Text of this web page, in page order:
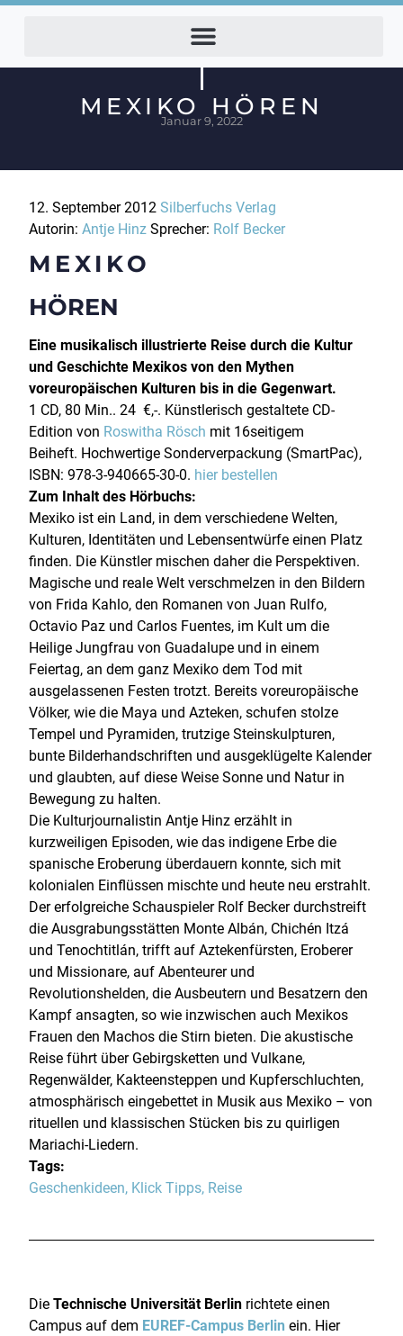
MEXIKO HÖREN
Januar 9, 2022
12. September 2012Silberfuchs Verlag
Autorin:Antje Hinz Sprecher: Rolf Becker
MEXIKO
HÖREN
Eine musikalisch illustrierte Reise durch die Kultur
und Geschichte Mexikos von den Mythen
voreuropäischen Kulturen bis in die Gegenwart.
1 CD, 80 Min.. 24 €,-. Künstlerisch gestaltete CD-
Edition von Roswitha Rösch mit 16seitigem
Beiheft. Hochwertige Sonderverpackung (SmartPac),
ISBN: 978-3-940665-30-0. hier bestellen
Zum Inhalt des Hörbuchs:
Mexiko ist ein Land, in dem verschiedene Welten,
Kulturen, Identitäten und Lebensentwürfe einen Platz
finden. Die Künstler mischen daher die Perspektiven.
Magische und reale Welt verschmelzen in den Bildern
von Frida Kahlo, den Romanen von Juan Rulfo,
Octavio Paz und Carlos Fuentes, im Kult um die
Heilige Jungfrau von Guadalupe und in einem
Feiertag, an dem ganz Mexiko dem Tod mit
ausgelassenen Festen trotzt. Bereits voreuropäische
Völker, wie die Maya und Azteken, schufen stolze
Tempel und Pyramiden, trutzige Steinskulpturen,
bunte Bilderhandschriften und ausgeklügelte Kalender
und glaubten, auf diese Weise Sonne und Natur in
Bewegung zu halten.
Die Kulturjournalistin Antje Hinz erzählt in
kurzweiligen Episoden, wie das indigene Erbe die
spanische Eroberung überdauern konnte, sich mit
kolonialen Einflüssen mischte und heute neu erstrahlt.
Der erfolgreiche Schauspieler Rolf Becker durchstreift
die Ausgrabungsstätten Monte Albán, Chichén Itzá
und Tenochtitlán, trifft auf Aztekenfürsten, Eroberer
und Missionare, auf Abenteurer und
Revolutionshelden, die Ausbeutern und Besatzern den
Kampf ansagten, so wie inzwischen auch Mexikos
Frauen den Machos die Stirn bieten. Die akustische
Reise führt über Gebirgsketten und Vulkane,
Regenwälder, Kakteensteppen und Kupferschluchten,
atmosphärisch eingebettet in Musik aus Mexiko – von
rituellen und klassischen Stücken bis zu quirligen
Mariachi-Liedern.
Tags:
Geschenkideen, Klick Tipps, Reise
DieTechnische Universität Berlin richtete einen
Campus auf dem EUREF-Campus Berlin ein. Hier